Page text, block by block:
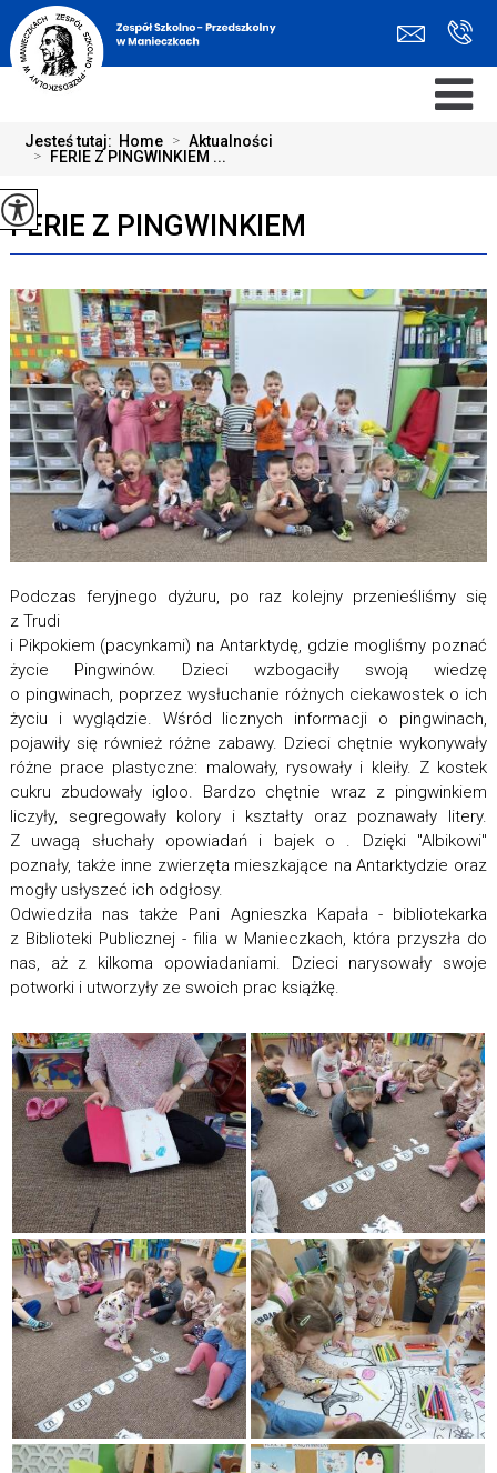
Jesteś tutaj: Home > Aktualności
> FERIE Z PINGWINKIEM ...
FERIE Z PINGWINKIEM
Podczas feryjnego dyżuru, po raz kolejny przenieśliśmy się
z Trudi
i Pikpokiem (pacynkami) na Antarktydę, gdzie mogliśmy poznać
życie Pingwinów. Dzieci wzbogaciły swoją wiedzę
o pingwinach, poprzez wysłuchanie różnych ciekawostek o ich
życiu i wyglądzie. Wśród licznych informacji o pingwinach,
pojawiły się również różne zabawy. Dzieci chętnie wykonywały
różne prace plastyczne: malowały, rysowały i kleiły. Z kostek
cukru zbudowały igloo. Bardzo chętnie wraz z pingwinkiem
liczyły, segregowały kolory i kształty oraz poznawały litery.
Z uwagą słuchały opowiadań i bajek o . Dzięki "Albikowi"
poznały, także inne zwierzęta mieszkające na Antarktydzie oraz
mogły usłyszeć ich odgłosy.
Odwiedziła nas także Pani Agnieszka Kapała - bibliotekarka
z Biblioteki Publicznej - filia w Manieczkach, która przyszła do
nas, aż z kilkoma opowiadaniami. Dzieci narysowały swoje
potworki i utworzyły ze swoich prac książkę.